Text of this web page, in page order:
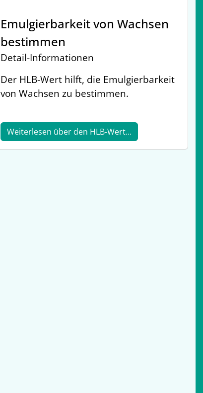
Emulgierbarkeit von Wachsen
bestimmen
Detail-Informationen
Der HLB-Wert hilft, die Emulgierbarkeit
von Wachsen zu bestimmen.
Weiterlesen über den HLB-Wert...